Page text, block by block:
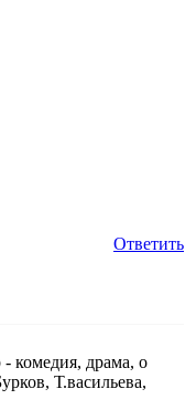
Ответить
комедия, драма, о
Т.васильева,